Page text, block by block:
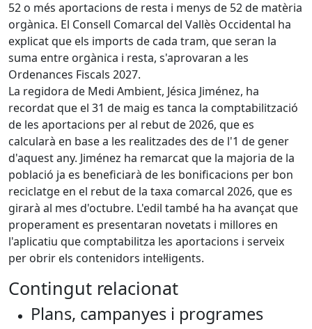
52 o més aportacions de resta i menys de 52 de matèria
orgànica. El Consell Comarcal del Vallès Occidental ha
explicat que els imports de cada tram, que seran la
suma entre orgànica i resta, s'aprovaran a les
Ordenances Fiscals 2027.
La regidora de Medi Ambient, Jésica Jiménez, ha
recordat que el 31 de maig es tanca la comptabilització
de les aportacions per al rebut de 2026, que es
calcularà en base a les realitzades des de l'1 de gener
d'aquest any. Jiménez ha remarcat que la majoria de la
població ja es beneficiarà de les bonificacions per bon
reciclatge en el rebut de la taxa comarcal 2026, que es
girarà al mes d'octubre. L'edil també ha ha avançat que
properament es presentaran novetats i millores en
l'aplicatiu que comptabilitza les aportacions i serveix
per obrir els contenidors intel·ligents.
Contingut relacionat
Plans, campanyes i programes